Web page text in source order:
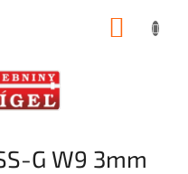
G W9 3mm